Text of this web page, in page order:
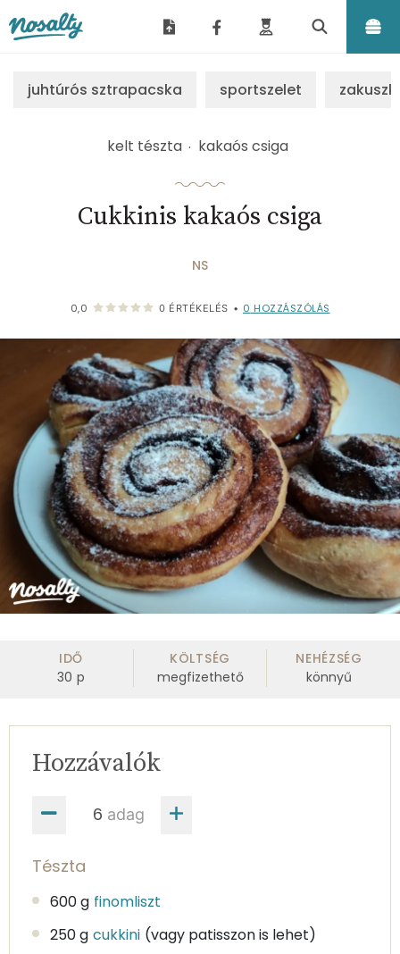
juhtúrós sztrapacska sportszelet
kelt tészta kakaós csiga
Cukkinis kakaós csiga
NS
0,0 0 ÉRTÉKELÉS • 0 HOZZÁSZÓLÁS
IDŐ
30 p
KÖLTSÉG
megfizethető
NEHÉZSÉG
könnyű
adag
Hozzávalók
Tészta
600 g finomliszt
250 g cukkini (vagy patisszon is lehet)